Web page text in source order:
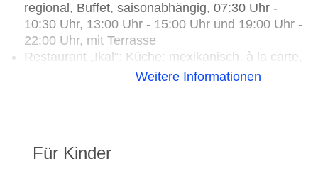
regional, Buffet, saisonabhängig, 07:30 Uhr -
10:30 Uhr, 13:00 Uhr - 15:00 Uhr und 19:00 Uhr -
22:00 Uhr, mit Terrasse
Restaurant „Ikal“: Küche: mexikanisch, à la carte,
August - Dezember; saisonabhängig, 19:30 Uhr -
saisonabhängig, 19:30 Uhr - 22:00 Uhr
Weitere Informationen
Für Kinder